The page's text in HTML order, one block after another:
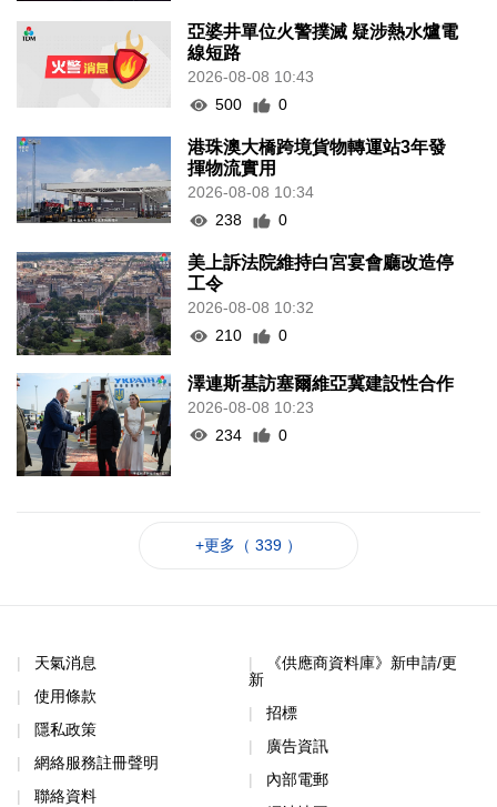
亞婆井單位火警撲滅 疑涉熱水爐電
線短路
2026-08-08 10:43
500
0
港珠澳大橋跨境貨物轉運站3年發
揮物流實用
2026-08-08 10:34
238
0
美上訴法院維持白宮宴會廳改造停
工令
2026-08-08 10:32
210
0
澤連斯基訪塞爾維亞冀建設性合作
2026-08-08 10:23
234
0
+更多（ 339 ）
天氣消息
使用條款
隱私政策
網絡服務註冊聲明
聯絡資料
《供應商資料庫》新申請/更
新
招標
廣告資訊
內部電郵